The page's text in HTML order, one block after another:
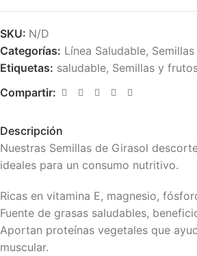
SKU: N/D
Categorías: Línea Saludable,
Etiquetas: saludable, Semillas y
Compartir:
Descripción
Nuestras Semillas de Girasol
ideales para un consumo nutritivo.
Ricas en vitamina E, magnesio,
Fuente de grasas saludables,
Aportan proteínas vegetales que
muscular.